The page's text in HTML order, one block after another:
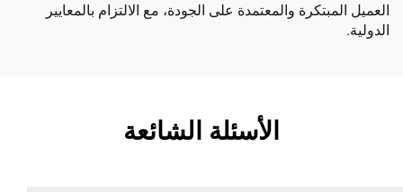
العميل المبتكرة والمعتمدة على الجودة، مع الالتزام بالمعايير
الدولية.
الأسئلة الشائعة